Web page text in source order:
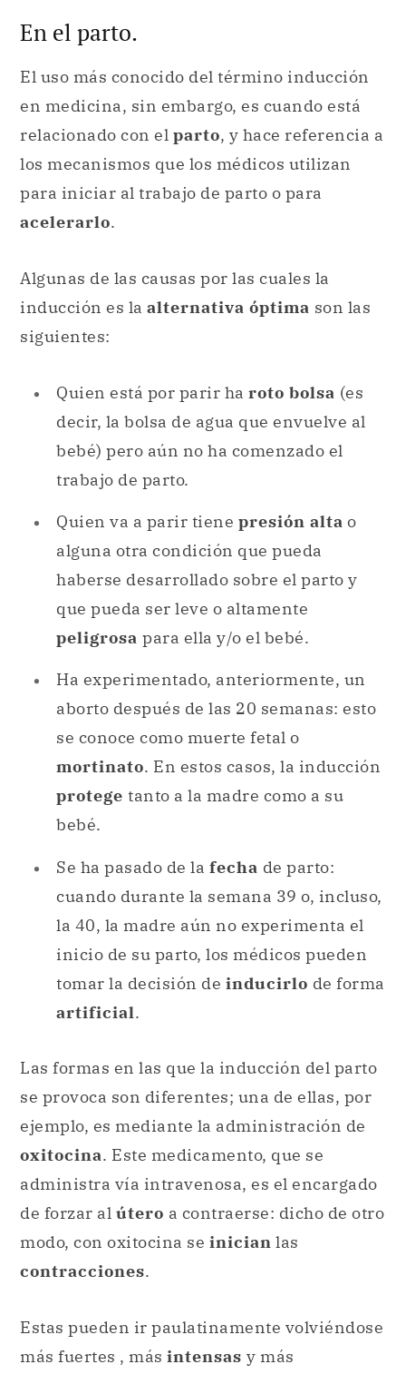
En el parto.
El uso más conocido del término inducción
en medicina, sin embargo, es cuando está
relacionado con el parto, y hace referencia a
los mecanismos que los médicos utilizan
para iniciar al trabajo de parto o para
acelerarlo.
Algunas de las causas por las cuales la
inducción es la alternativa óptima son las
siguientes:
Quien está por parir ha roto bolsa (es
decir, la bolsa de agua que envuelve al
bebé) pero aún no ha comenzado el
trabajo de parto.
Quien va a parir tiene presión alta o
alguna otra condición que pueda
haberse desarrollado sobre el parto y
que pueda ser leve o altamente
peligrosa para ella y/o el bebé.
Ha experimentado, anteriormente, un
aborto después de las 20 semanas: esto
se conoce como muerte fetal o
mortinato. En estos casos, la inducción
protege tanto a la madre como a su
bebé.
Se ha pasado de la fecha de parto:
cuando durante la semana 39 o, incluso,
la 40, la madre aún no experimenta el
inicio de su parto, los médicos pueden
tomar la decisión de inducirlo de forma
artificial.
Las formas en las que la inducción del parto
se provoca son diferentes; una de ellas, por
ejemplo, es mediante la administración de
oxitocina. Este medicamento, que se
administra vía intravenosa, es el encargado
de forzar al útero a contraerse: dicho de otro
modo, con oxitocina se inician las
contracciones.
Estas pueden ir paulatinamente volviéndose
más fuertes , más intensas y más